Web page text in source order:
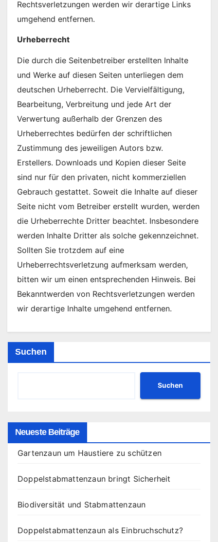
Rechtsverletzungen werden wir derartige Links
umgehend entfernen.
Urheberrecht
Die durch die Seitenbetreiber erstellten Inhalte
und Werke auf diesen Seiten unterliegen dem
deutschen Urheberrecht. Die Vervielfältigung,
Bearbeitung, Verbreitung und jede Art der
Verwertung außerhalb der Grenzen des
Urheberrechtes bedürfen der schriftlichen
Zustimmung des jeweiligen Autors bzw.
Erstellers. Downloads und Kopien dieser Seite
sind nur für den privaten, nicht kommerziellen
Gebrauch gestattet. Soweit die Inhalte auf dieser
Seite nicht vom Betreiber erstellt wurden, werden
die Urheberrechte Dritter beachtet. Insbesondere
werden Inhalte Dritter als solche gekennzeichnet.
Sollten Sie trotzdem auf eine
Urheberrechtsverletzung aufmerksam werden,
bitten wir um einen entsprechenden Hinweis. Bei
Bekanntwerden von Rechtsverletzungen werden
wir derartige Inhalte umgehend entfernen.
Suchen
Suchen
Neueste Beiträge
Gartenzaun um Haustiere zu schützen
Doppelstabmattenzaun bringt Sicherheit
Biodiversität und Stabmattenzaun
Doppelstabmattenzaun als Einbruchschutz?